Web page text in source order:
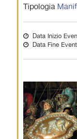
Tipologia
Data Inizio
Data Fine